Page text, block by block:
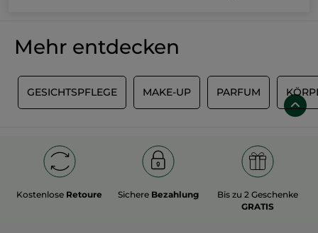
Mehr entdecken
GESICHTSPFLEGE MAKE-UP PARFUM
Kostenlose Retoure Sichere Bezahlung
Bis zu 2 Geschenke
GRATIS